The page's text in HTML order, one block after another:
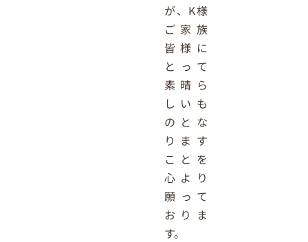
が、K様
ご家族
皆様に
とって
素晴ら
しいも
のとな
ります
ことを
心より
願って
おりま
す。